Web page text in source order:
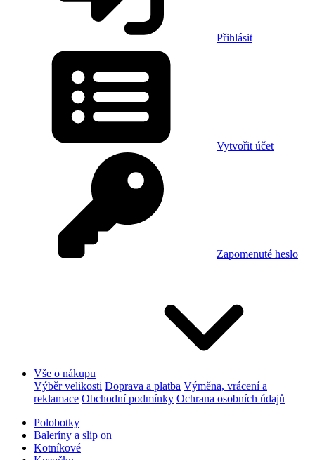
Přihlásit
Vytvořit účet
Zapomenuté heslo
Vše o nákupu
Výběr velikosti Doprava a platba Výměna, vrácení a
reklamace Obchodní podmínky Ochrana osobních údajů
Polobotky
Baleríny a slip on
Kotníkové